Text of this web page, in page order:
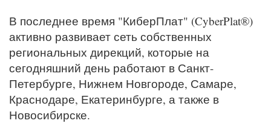
В последнее время "КиберПлат" (CyberPlat®)
активно развивает сеть собственных
региональных дирекций, которые на
сегодняшний день работают в Санкт-
Петербурге, Нижнем Новгороде, Самаре,
Краснодаре, Екатеринбурге, а также в
Новосибирске.